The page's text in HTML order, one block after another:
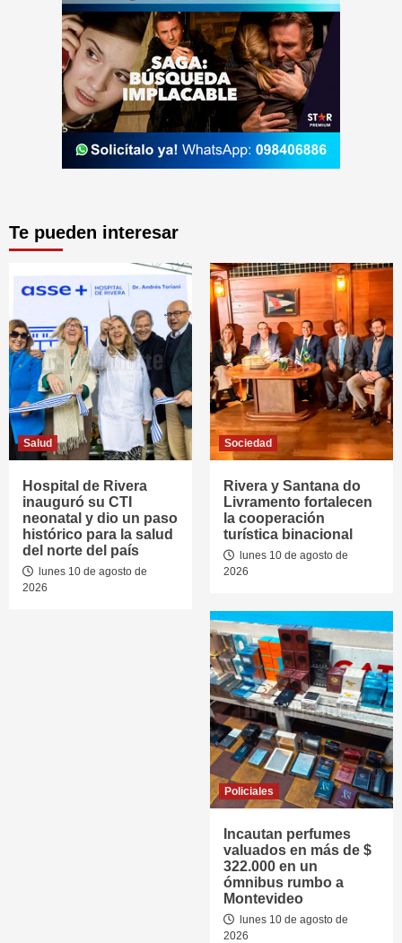
Te pueden interesar
Salud
Hospital de Rivera
inauguró su CTI
neonatal y dio un paso
histórico para la salud
del norte del país
lunes 10 de agosto de
2026
Sociedad
Rivera y Santana do
Livramento fortalecen
la cooperación
turística binacional
lunes 10 de agosto de
2026
Policiales
Incautan perfumes
valuados en más de $
322.000 en un
ómnibus rumbo a
Montevideo
lunes 10 de agosto de
2026